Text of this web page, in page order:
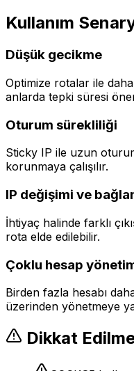
Kullanım
Düşük gecikme
Optimize rotalar ile
anlarda tepki süresi
Oturum sürekliliği
Sticky IP ile uzun
korunmaya çalışılır.
IP değişimi ve
İhtiyaç halinde farklı
rota elde edilebilir.
Çoklu hesap
Birden fazla hesabı
üzerinden yönetmeye
Dikkat